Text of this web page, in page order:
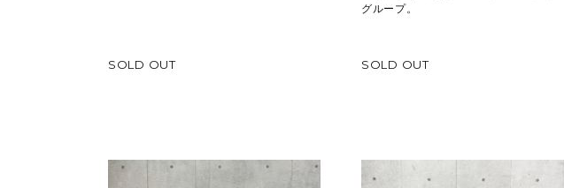
SOLD OUT
グループ。
SOLD OUT